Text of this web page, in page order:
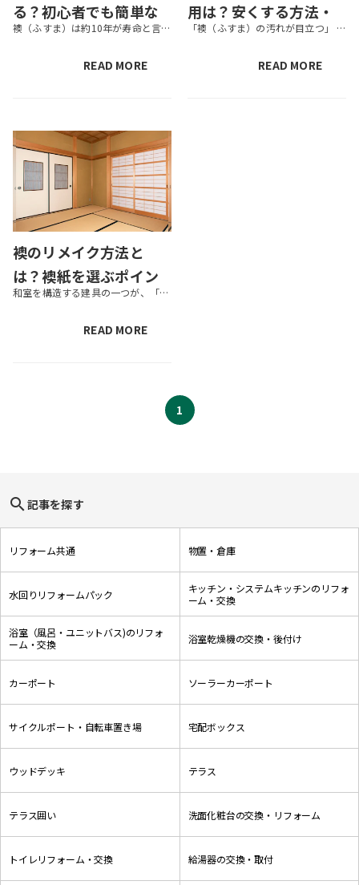
る？初心者でも簡単な
方法・失敗しないコツ 襖（ふすま）は約10年が寿命と言われており、新しい襖に交換するには約1～3万円ほどかかります。そのため、少しでも費用を安くするために「自分でDIYしてしまおう」と考えている方も少なくないでしょう。 結論から言うと、襖の張...
READ MORE
用は？安くする方法・
賃貸の費用負担をわか
「襖（ふすま）の汚れが目立つ」 「子どもやペットが襖紙を破いてしまった」 そんなときには、襖の交換がおすすめ。しかし、襖の交換にはさまざまな手法やグレードなどがあるため、どれにしたら良いか迷ってしまう方も多いでしょう。 ...
READ MORE
襖のリメイク方法と
は？襖紙を選ぶポイン
トやDIYする方法を紹介
和室を構造する建具の一つが、「襖」です。押入れや出入り口に設置される襖は、経年とともに黄ばみや色褪せが目立ちやすくなります。襖の張り替えは後回しになりがちですが、汚れが目立ってきたらリメイクしてみるのもおすすめです。 こ...
READ MORE
1
search記事を探す
リフォーム共通 物置・倉庫
水回りリフォームパック
キッチン・システムキッチンのリフォ
ーム・交換
浴室（風呂・ユニットバス)のリフォ
ーム・交換
浴室乾燥機の交換・後付け
カーポート ソーラーカーポート
サイクルポート・自転車置き場 宅配ボックス
ウッドデッキ テラス
テラス囲い 洗面化粧台の交換・リフォーム
トイレリフォーム・交換 給湯器の交換・取付